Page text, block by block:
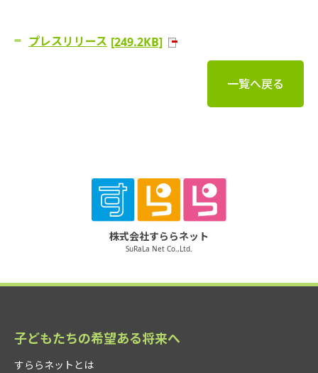
プレスリリース [249.2KB]
一覧へ戻る
株式会社すららネット
SuRaLa Net Co.,Ltd.
子どもたちの希望ある将来へ
すららネットとは